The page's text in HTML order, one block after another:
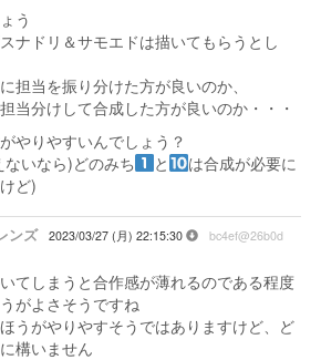
う
ナドリ＆サモエドは描いてもらうとし
担当を振り分けた方が良いのか、
当分けして合成した方が良いのか・・・
やりやすいんでしょう？
いなら)どのみち
と
は合成が必要に
ど)
ンズ 2023/03/27 (月) 22:15:30 bc4ef@26b0d
てしまうと合作感が薄れるのである程度
がよさそうですね
うがやりやすそうではありますけど、ど
構いません